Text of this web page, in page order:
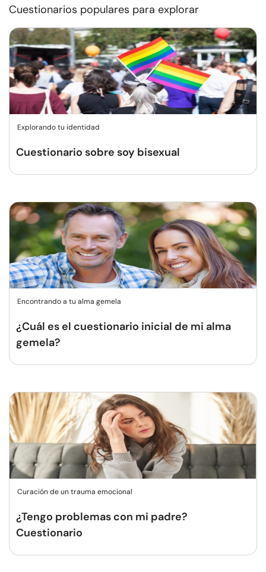
Cuestionarios populares para explorar
Explorando tu identidad
Cuestionario sobre soy bisexual
Encontrando a tu alma gemela
¿Cuál es el cuestionario inicial de mi alma
gemela?
Curación de un trauma emocional
¿Tengo problemas con mi padre?
Cuestionario